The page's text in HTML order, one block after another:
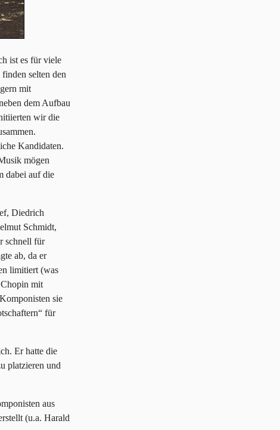
ist es für viele
selten den
mit
dem Aufbau
wir die
Kandidaten.
mögen
dabei auf die
Diedrich
Schmidt,
schnell für
ab, da er
limitiert (was
Chopin mit
sie
für
Er hatte die
platzieren und
aus
(u.a. Harald